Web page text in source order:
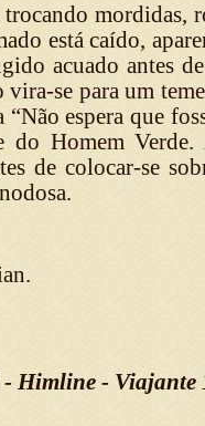
mordidas,
está caído,
acuado antes
se para um
espera que
do Homem
de colocar-se
Himline - Viajante